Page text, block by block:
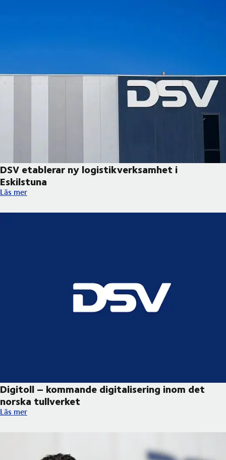
DSV etablerar ny logistikverksamhet i
Eskilstuna
DSV etablerar ny logistikverksamhet i Eskilstuna
Läs mer
Digitoll – kommande digitalisering inom det
norska tullverket ​
Digitoll – kommande digitalisering inom det norska tullverket ​
Läs mer